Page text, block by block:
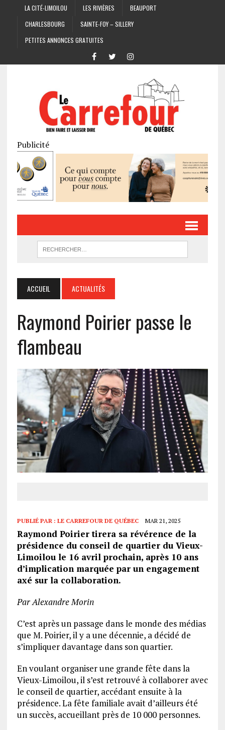
LA CITÉ-LIMOILOU LES RIVIÈRES
BEAUPORT
CHARLESBOURG
SAINTE-FOY – SILLERY
PETITES ANNONCES GRATUITES
Publicité
ACCUEIL ACTUALITÉS
Raymond Poirier passe le
flambeau
PUBLIÉ PAR : LE CARREFOUR DE QUÉBEC MAR 21, 2025
Raymond Poirier tirera sa révérence de la
présidence du conseil de quartier du Vieux-
Limoilou le 16 avril prochain, après 10 ans
d’implication marquée par un engagement
axé sur la collaboration.
Par Alexandre Morin
C’est après un passage dans le monde des médias
que M. Poirier, il y a une décennie, a décidé de
s’impliquer davantage dans son quartier.
En voulant organiser une grande fête dans la
Vieux-Limoilou, il s’est retrouvé à collaborer avec
le conseil de quartier, accédant ensuite à la
présidence. La fête familiale avait d’ailleurs été
un succès, accueillant près de 10 000 personnes.